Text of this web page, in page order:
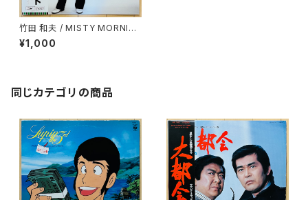
竹田 和夫 / MISTY MORNIN
G FLIGHT
¥1,000
同じカテゴリの商品